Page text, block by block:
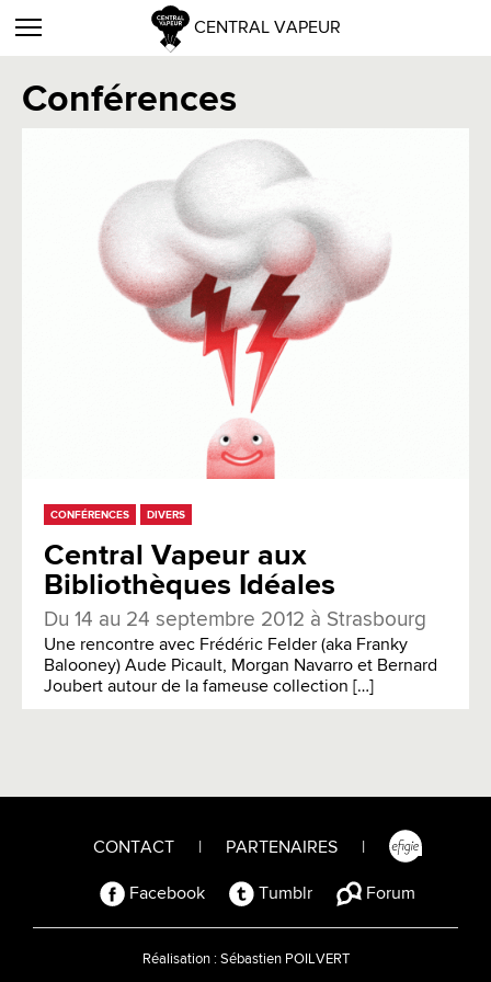
CENTRAL VAPEUR
Conférences
CONFÉRENCES DIVERS
Central Vapeur aux
Bibliothèques Idéales
Du 14 au 24 septembre 2012 à Strasbourg
Une rencontre avec Frédéric Felder (aka Franky
Balooney) Aude Picault, Morgan Navarro et Bernard
Joubert autour de la fameuse collection […]
CONTACT PARTENAIRES
Facebook Tumblr Forum
Réalisation : Sébastien POILVERT